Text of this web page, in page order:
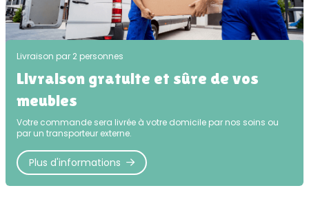
Livraison par 2 personnes
Livraison gratuite et sûre de vos
meubles
Votre commande sera livrée à votre domicile par nos soins ou
par un transporteur externe.
Plus d'informations